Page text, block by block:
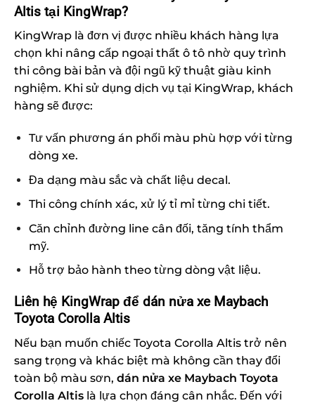
Altis tại KingWrap?
KingWrap là đơn vị được nhiều khách hàng lựa
chọn khi nâng cấp ngoại thất ô tô nhờ quy trình
thi công bài bản và đội ngũ kỹ thuật giàu kinh
nghiệm. Khi sử dụng dịch vụ tại KingWrap, khách
hàng sẽ được:
Tư vấn phương án phối màu phù hợp với từng
dòng xe.
Đa dạng màu sắc và chất liệu decal.
Thi công chính xác, xử lý tỉ mỉ từng chi tiết.
Căn chỉnh đường line cân đối, tăng tính thẩm
mỹ.
Hỗ trợ bảo hành theo từng dòng vật liệu.
Liên hệ KingWrap để dán nửa xe Maybach
Toyota Corolla Altis
Nếu bạn muốn chiếc Toyota Corolla Altis trở nên
sang trọng và khác biệt mà không cần thay đổi
toàn bộ màu sơn, dán nửa xe Maybach Toyota
Corolla Altis là lựa chọn đáng cân nhắc. Đến với